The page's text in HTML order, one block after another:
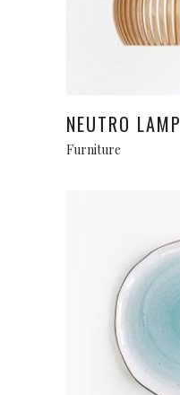
NEUTRO LAMP
Furniture